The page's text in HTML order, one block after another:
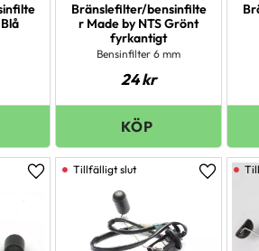
Bränslefilter/bensinfilte
r Made by NTS Grönt
fyrkantigt
Bensinfilter 6 mm
24kr
Lägg till i favoriter Lägg